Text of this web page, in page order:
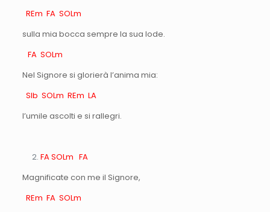
REm FA SOLm
sulla mia bocca sempre la sua lode.
FA SOLm
Nel Signore si glorierà l’anima mia:
SIb SOLm REm LA
l’umile ascolti e si rallegri.
FA SOLm FA
Magnificate con me il Signore,
REm FA SOLm